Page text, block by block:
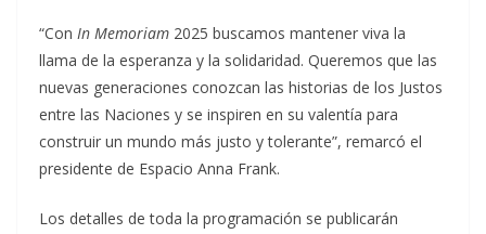
“Con In Memoriam 2025 buscamos mantener viva la
llama de la esperanza y la solidaridad. Queremos que las
nuevas generaciones conozcan las historias de los Justos
entre las Naciones y se inspiren en su valentía para
construir un mundo más justo y tolerante”, remarcó el
presidente de Espacio Anna Frank.
Los detalles de toda la programación se publicarán